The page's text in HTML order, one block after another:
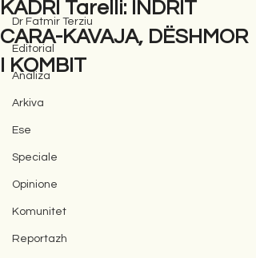
Dr Fatmir Terziu
Editorial
Analiza
Arkiva
Ese
Speciale
Opinione
Komunitet
Reportazh
KADRI Tarelli: INDRIT
CARA-KAVAJA, DËSHMOR
I KOMBIT